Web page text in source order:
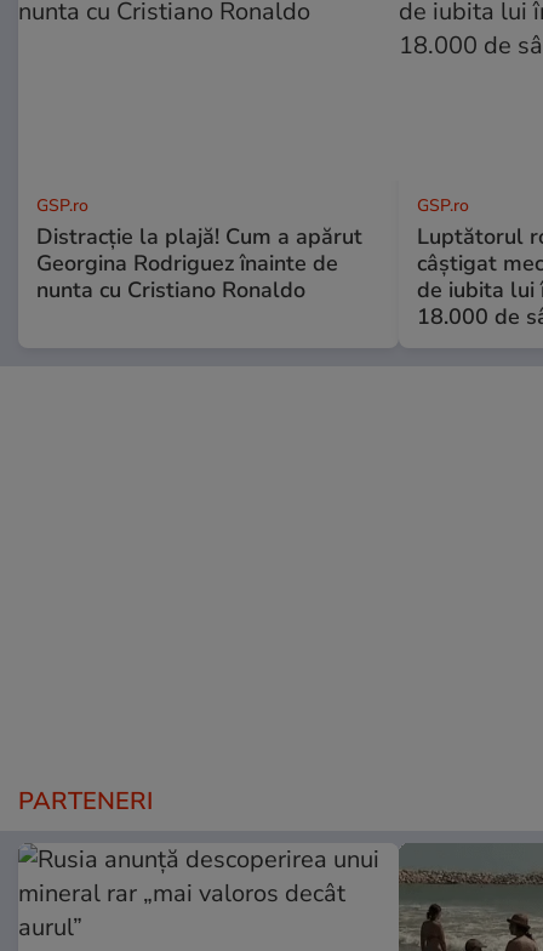
GSP.ro
Distracție la plajă! Cum a apărut
Georgina Rodriguez înainte de
nunta cu Cristiano Ronaldo
GSP.ro
Luptătorul
câștigat
de iubita lui
18.000 de
PARTENERI